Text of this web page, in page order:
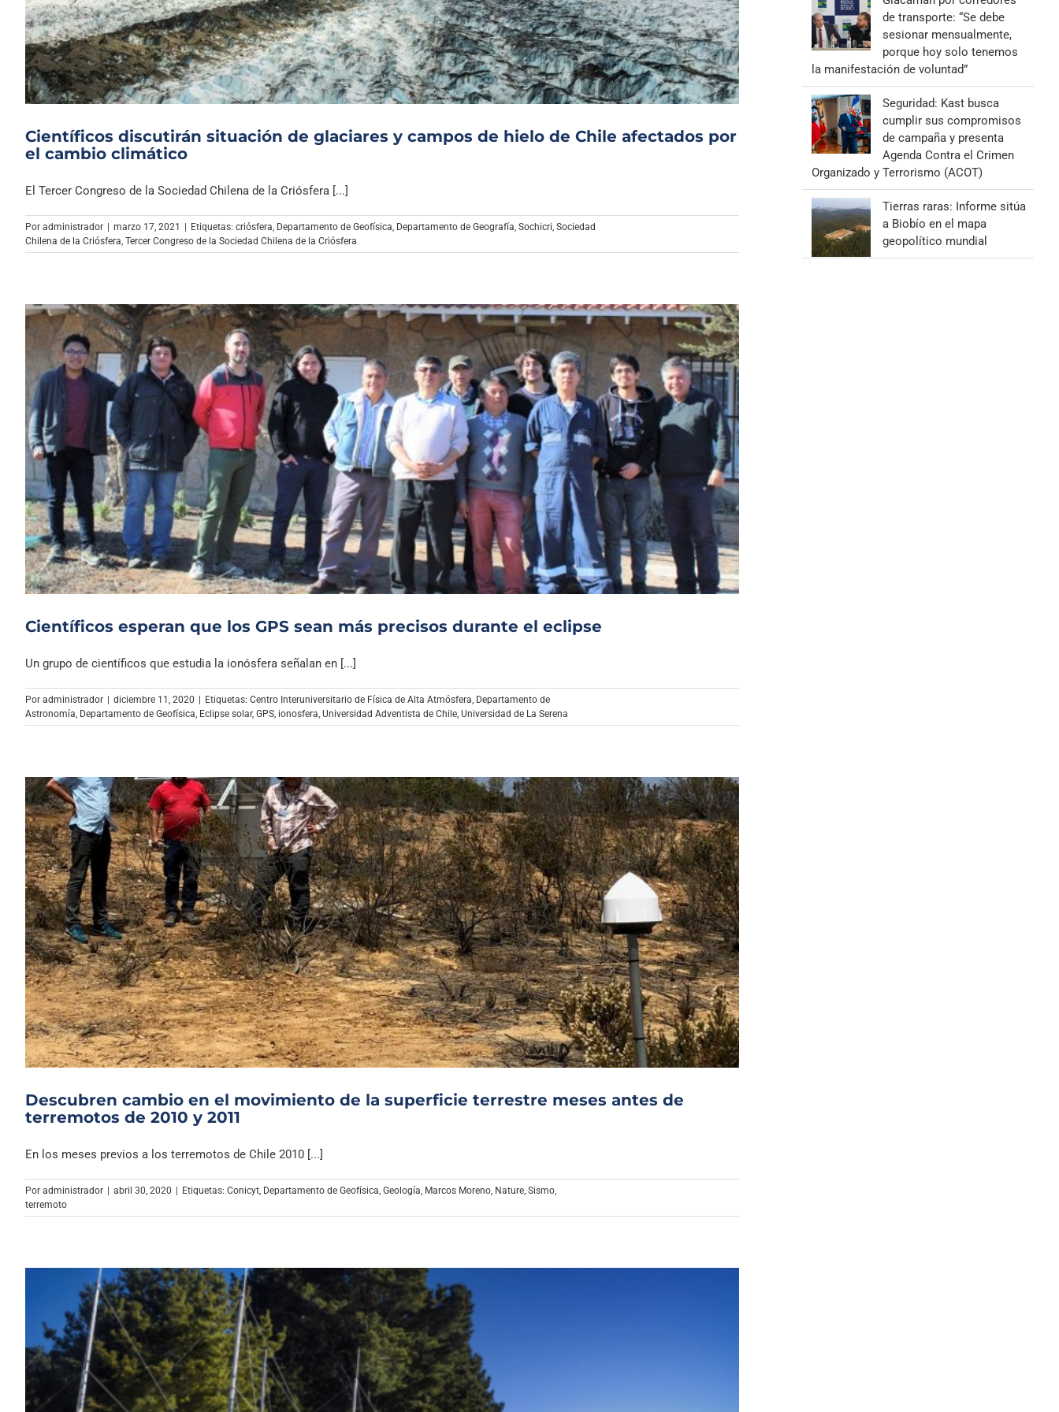
Archivo Sonoro
Científicos discutirán situación de glaciares y campos de hielo de Chile afectados por
el cambio climático
El Tercer Congreso de la Sociedad Chilena de la Criósfera [...]
Por administrador marzo 17, 2021 Etiquetas: criósfera, Departamento de Geofísica, Departamento de Geografía, Sochicri, Sociedad
Chilena de la Criósfera, Tercer Congreso de la Sociedad Chilena de la Criósfera
Científicos esperan que los GPS sean más precisos durante el eclipse
Un grupo de científicos que estudia la ionósfera señalan en [...]
Por administrador diciembre 11, 2020 Etiquetas: Centro Interuniversitario de Física de Alta Atmósfera, Departamento de
Astronomía, Departamento de Geofísica, Eclipse solar, GPS, ionosfera, Universidad Adventista de Chile, Universidad de La Serena
Descubren cambio en el movimiento de la superficie terrestre meses antes de
terremotos de 2010 y 2011
En los meses previos a los terremotos de Chile 2010 [...]
Por administrador | abril 30, 2020 | Etiquetas: Conicyt Departamento de Geofísica Geología Marcos Moreno Nature Sismo
terremoto
de transporte: “Se debe
sesionar mensualmente,
porque hoy solo tenemos
la manifestación de voluntad”
Seguridad: Kast busca
cumplir sus compromisos
de campaña y presenta
Agenda Contra el Crimen
Organizado y Terrorismo (ACOT)
Tierras raras: Informe sitúa
a Biobío en el mapa
geopolítico mundial